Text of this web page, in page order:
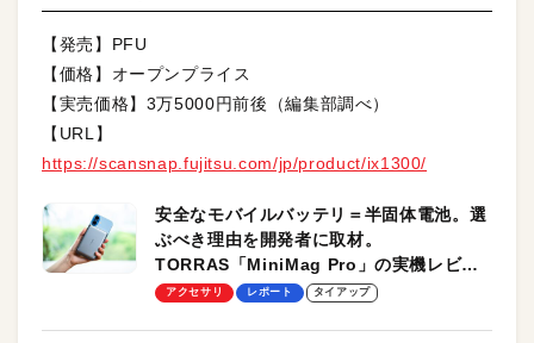
【発売】PFU
【価格】オープンプライス
【実売価格】3万5000円前後（編集部調べ）
【URL】
https://scansnap.fujitsu.com/jp/product/ix1300/
安全なモバイルバッテリ＝半固体電池。選
ぶべき理由を開発者に取材。
TORRAS「MiniMag Pro」の実機レビュ
ーも
アクセサリ レポート タイアップ